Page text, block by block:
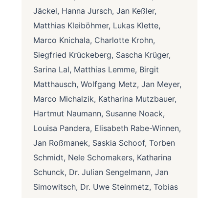
Jäckel, Hanna Jursch, Jan Keßler,
Matthias Kleiböhmer, Lukas Klette,
Marco Knichala, Charlotte Krohn,
Siegfried Krückeberg, Sascha Krüger,
Sarina Lal, Matthias Lemme, Birgit
Matthausch, Wolfgang Metz, Jan Meyer,
Marco Michalzik, Katharina Mutzbauer,
Hartmut Naumann, Susanne Noack,
Louisa Pandera, Elisabeth Rabe-Winnen,
Jan Roßmanek, Saskia Schoof, Torben
Schmidt, Nele Schomakers, Katharina
Schunck, Dr. Julian Sengelmann, Jan
Simowitsch, Dr. Uwe Steinmetz, Tobias